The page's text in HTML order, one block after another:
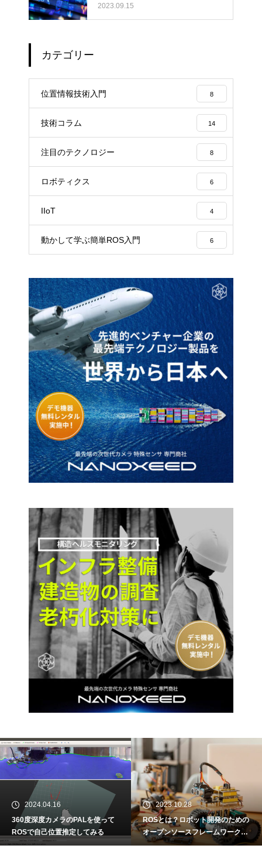
2023.09.15
カテゴリー
位置情報技術入門 8
技術コラム 14
注目のテクノロジー 8
ロボティクス 6
IIoT 4
動かして学ぶ簡単ROS入門 6
2024.04.16
360度深度カメラのPALを使って
ROSで自己位置推定してみる
2023.10.28
ROSとは？ロボット開発のための
オープンソースフレームワーク
動かして学ぶ簡単ROS入門①